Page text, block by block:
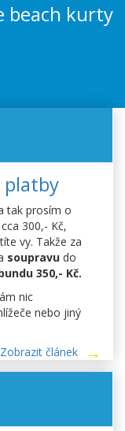
beach kurty
platby
tak prosím o
300,- Kč,
vy. Takže za
soupravu do
350,- Kč.
nic
nebo jiný
Zobrazit článek